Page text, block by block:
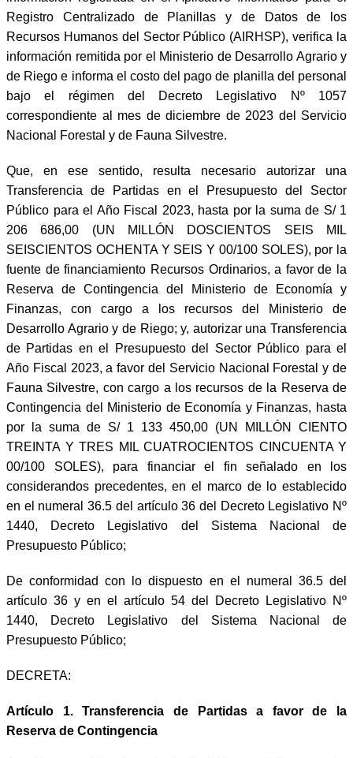
Registro Centralizado de Planillas y de Datos de los
Recursos Humanos del Sector Público (AIRHSP), verifica la
información remitida por el Ministerio de Desarrollo Agrario y
de Riego e informa el costo del pago de planilla del personal
bajo el régimen del Decreto Legislativo Nº 1057
correspondiente al mes de diciembre de 2023 del Servicio
Nacional Forestal y de Fauna Silvestre.
Que, en ese sentido, resulta necesario autorizar una
Transferencia de Partidas en el Presupuesto del Sector
Público para el Año Fiscal 2023, hasta por la suma de S/ 1
206 686,00 (UN MILLÓN DOSCIENTOS SEIS MIL
SEISCIENTOS OCHENTA Y SEIS Y 00/100 SOLES), por la
fuente de financiamiento Recursos Ordinarios, a favor de la
Reserva de Contingencia del Ministerio de Economía y
Finanzas, con cargo a los recursos del Ministerio de
Desarrollo Agrario y de Riego; y, autorizar una Transferencia
de Partidas en el Presupuesto del Sector Público para el
Año Fiscal 2023, a favor del Servicio Nacional Forestal y de
Fauna Silvestre, con cargo a los recursos de la Reserva de
Contingencia del Ministerio de Economía y Finanzas, hasta
por la suma de S/ 1 133 450,00 (UN MILLÓN CIENTO
TREINTA Y TRES MIL CUATROCIENTOS CINCUENTA Y
00/100 SOLES), para financiar el fin señalado en los
considerandos precedentes, en el marco de lo establecido
en el numeral 36.5 del artículo 36 del Decreto Legislativo Nº
1440, Decreto Legislativo del Sistema Nacional de
Presupuesto Público;
De conformidad con lo dispuesto en el numeral 36.5 del
artículo 36 y en el artículo 54 del Decreto Legislativo Nº
1440, Decreto Legislativo del Sistema Nacional de
Presupuesto Público;
DECRETA:
Artículo 1. Transferencia de Partidas a favor de la
Reserva de Contingencia